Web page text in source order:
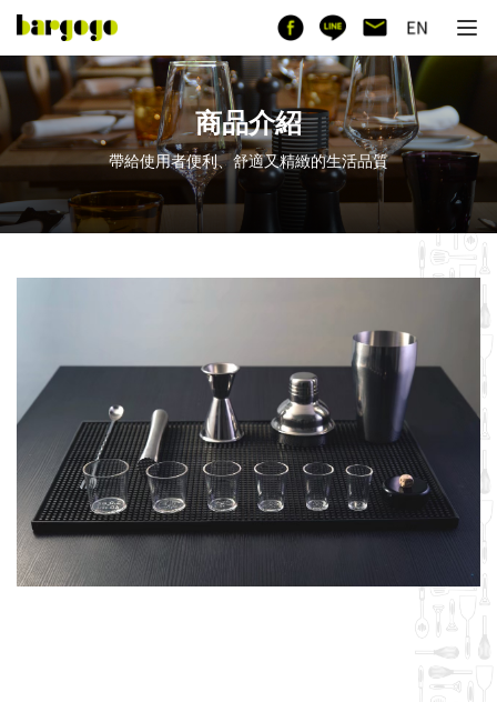
商品介紹
帶給使用者便利、舒適又精緻的生活品質